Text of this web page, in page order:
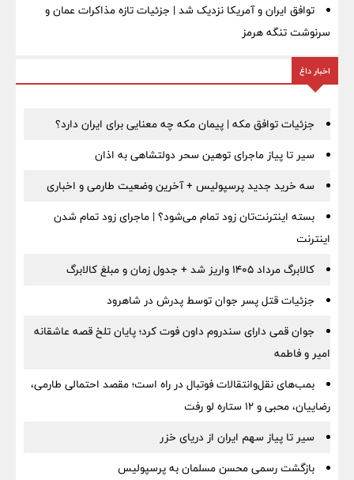
توافق ایران و آمریکا نزدیک شد | جزئیات تازه مذاکرات عمان و
سرنوشت تنگه هرمز
اخبار داغ
جزئیات توافق مکه | پیمان مکه چه معنایی برای ایران دارد؟
سیر تا پیاز ماجرای توهین سحر دولتشاهی به اذان
سه خرید جدید پرسپولیس + آخرین وضعیت طارمی و اخباری
بسته اینترنت‌تان زود تمام می‌شود؟ | ماجرای زود تمام شدن
اینترنت
کالابرگ مرداد ۱۴۰۵ واریز شد + جدول زمان و مبلغ کالابرگ
جزئیات قتل پسر جوان توسط پدرش در شاهرود
جوان قمی دارای سندروم داون فوت کرد؛ پایان تلخ قصه عاشقانه
امیر و فاطمه
بمب‌های نقل‌وانتقالات فوتبال در راه است؛ مقصد احتمالی طارمی،
رضاییان، محبی و ۱۲ ستاره لو رفت
سیر تا پیاز سهم ایران از دریای خزر
بازگشت رسمی محسن مسلمان به پرسپولیس